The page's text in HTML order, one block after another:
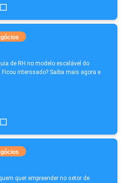
de RH no modelo escalável do
Ficou interssado? Saiba mais agora e
quer empreender no setor de